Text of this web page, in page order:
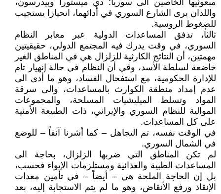
مبعوثيها الخاصين الى سوريا: دي ميستورا وبيدرسون،
واللذان يرى الشارع السوري في أدائهما، انحيازا يستجيب
للضغوط الروسية.
ثالثاً، تدفق المساعدات الدولية عبر معابر النظام
السوري، في وقت يدرك فيه المجتمع الدولي، حقيقيتين
مهمتين، أن النتائج الكارثية للزلزال هي في المناطق الغير
خاضعة لسلطة الأسد، وفي أن النظام في حالة إنهيار تام
للإدارة الحكومية، مع استفحال الفساد، وهو ما أدى الى
عدم إمداد منطقة الكوارث بالمساعدات، والى سرقة
المواد وتسلط الميليشيات المسلحة، والمجموعات
الموالية للنظام السوري والإيراني، ذات الطبيعة الأمنية
على كل المساعدات.
في الوقت نفسه، تم التجاهل – كما أشرنا آنفاً – للوضع
في الشمال السوري.
لم تكن المناطق التي ضربها الزلزال، بحاجة الى
المساعدات الطبية والغذائية ومستلزمات الإيواء فحسب،
بل إن الحاجة الملحة هي – أيضاً – في تأمين معدات
الإنقاذ ورفع الأنقاض، وهو ما لم يتم الاستجابة إليه، بعد